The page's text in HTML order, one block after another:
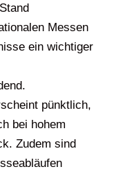
Messen
ein wichtiger
pünktlich,
bei hohem
Zudem sind